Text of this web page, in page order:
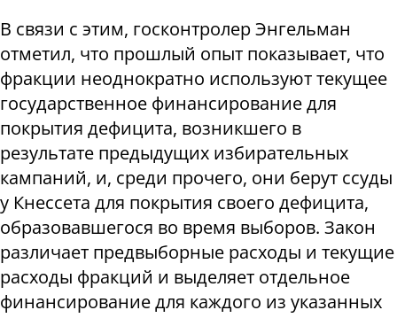
В связи с этим, госконтролер Энгельман
отметил, что прошлый опыт показывает, что
фракции неоднократно используют текущее
государственное финансирование для
покрытия дефицита, возникшего в
результате предыдущих избирательных
кампаний, и, среди прочего, они берут ссуды
у Кнессета для покрытия своего дефицита,
образовавшегося во время выборов. Закон
различает предвыборные расходы и текущие
расходы фракций и выделяет отдельное
финансирование для каждого из указанных